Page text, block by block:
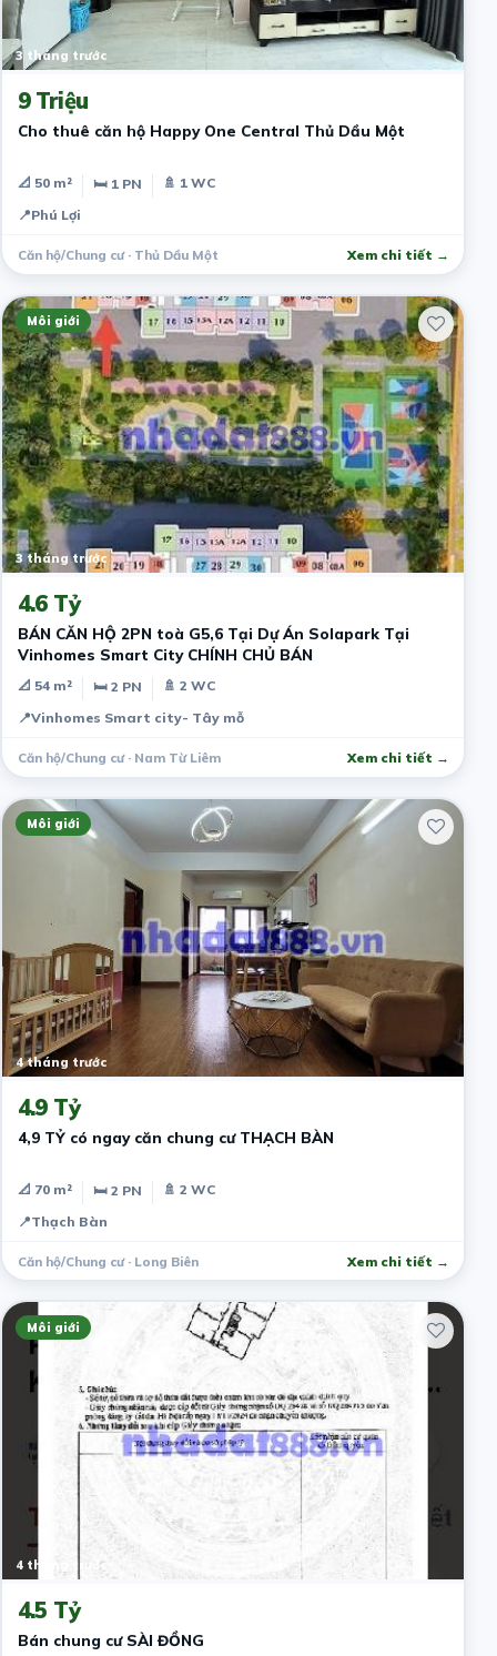
3 tháng trước
9 Triệu
Cho thuê căn hộ Happy One Central Thủ Dầu Một
📐 50 m² 🛏 1 PN
🚿 1 WC
📍Phú Lợi
Căn hộ/Chung cư · Thủ Dầu Một Xem chi tiết →
Môi giới
3 tháng trước
4.6 Tỷ
BÁN CĂN HỘ 2PN toà G5,6 Tại Dự Án Solapark Tại
Vinhomes Smart City CHÍNH CHỦ BÁN
📐 54 m² 🛏 2 PN
🚿 2 WC
📍Vinhomes Smart city- Tây mỗ
Căn hộ/Chung cư · Nam Từ Liêm Xem chi tiết →
Môi giới
4 tháng trước
4.9 Tỷ
4,9 TỶ có ngay căn chung cư THẠCH BÀN
📐 70 m² 🛏 2 PN
🚿 2 WC
📍Thạch Bàn
Căn hộ/Chung cư · Long Biên Xem chi tiết →
Môi giới
4 tháng trước
4.5 Tỷ
Bán chung cư SÀI ĐỒNG